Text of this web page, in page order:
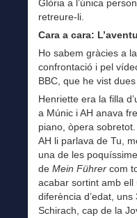
Glòria a l’única
retreure-li.
Cara a cara:
Ho sabem gràcies a
confrontació i pel
BBC, que he vist
Henriette era la filla
a Múnic i AH anava
piano, òpera
AH li parlava de Tu,
una de les
de Mein Führer com
acabar sortint amb
diferència d’edat,
Schirach, cap de la